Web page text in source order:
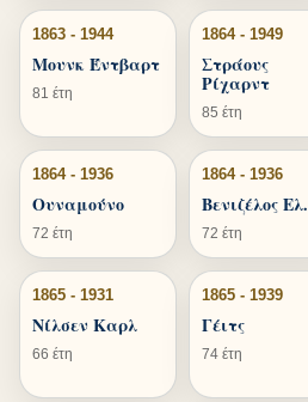
1863 - 1944
Μουνκ Έντβαρτ
81 έτη
1864 - 1949
Στράους
Ρίχαρντ
85 έτη
1864 - 1936
Ουναμούνο
72 έτη
1864 - 1936
Βενιζέλος Ελ.
72 έτη
1865 - 1931
Νίλσεν Καρλ
66 έτη
1865 - 1939
Γέιτς
74 έτη